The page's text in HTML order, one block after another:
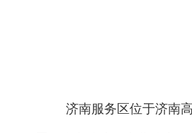
济南服务区位于济南